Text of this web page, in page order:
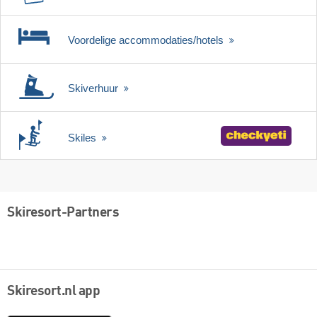
Voordelige accommodaties/hotels
Skiverhuur
Skiles
Skiresort-Partners
Skiresort.nl app